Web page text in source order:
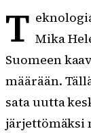
T Mika
Suomeen
määrään.
sata uutta
järjettömäksi